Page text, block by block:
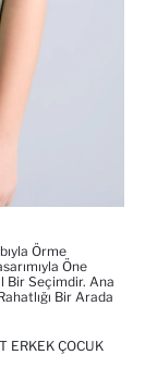
Örme
Öne
Bir Seçimdir. Ana
Bir Arada
ERKEK ÇOCUK